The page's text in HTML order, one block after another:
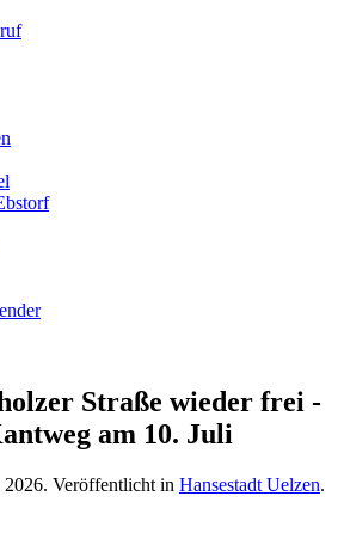
Straße wieder frei -
am 10. Juli
2026. Veröffentlicht in Hansestadt Uelzen.